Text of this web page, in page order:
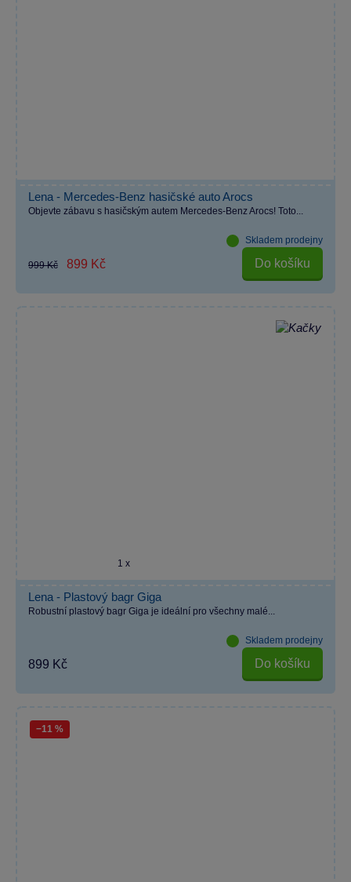
Lena - Mercedes-Benz hasičské auto Arocs
Objevte zábavu s hasičským autem Mercedes-Benz Arocs! Toto...
Skladem prodejny
999 Kč 899 Kč Do košíku
1 x
Lena - Plastový bagr Giga
Robustní plastový bagr Giga je ideální pro všechny malé...
Skladem prodejny
899 Kč Do košíku
−11 %